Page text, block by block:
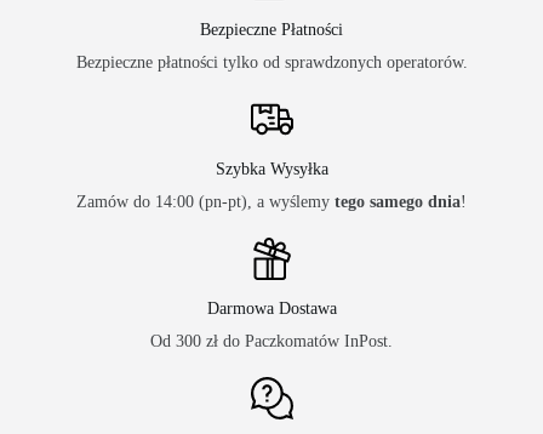
Bezpieczne Płatności
Bezpieczne płatności tylko od sprawdzonych operatorów.
Szybka Wysyłka
Zamów do 14:00 (pn-pt), a wyślemy tego samego dnia!
Darmowa Dostawa
Od 300 zł do Paczkomatów InPost.